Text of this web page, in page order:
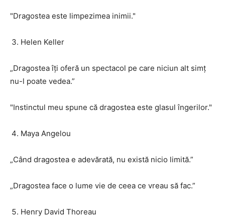
"Dragostea este limpezimea inimii."
Helen Keller
„Dragostea îți oferă un spectacol pe care niciun alt simț
nu-l poate vedea.”
"Instinctul meu spune că dragostea este glasul îngerilor."
Maya Angelou
„Când dragostea e adevărată, nu există nicio limită.”
„Dragostea face o lume vie de ceea ce vreau să fac.”
Henry David Thoreau